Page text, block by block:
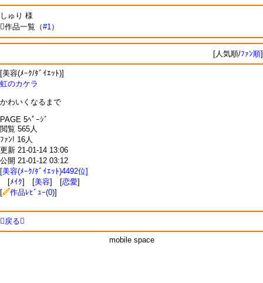
しゅり 様
作品一覧（#1）
[人気順/ﾌｧﾝ順]
[美容(ﾒｰｸ/ﾀﾞｲｴｯﾄ)]
虹のカケラ
かわいくなるまで
PAGE 5ﾍﾟｰｼﾞ
閲覧 565人
ﾌｧﾝ! 16人
更新 21-01-14 13:06
公開 21-01-12 03:12
[美容(ﾒｰｸ/ﾀﾞｲｴｯﾄ)4492位]
[ﾒｲｸ] [美容] [恋愛]
[
作品ﾚﾋﾞｭｰ(0)]
戻る
mobile space